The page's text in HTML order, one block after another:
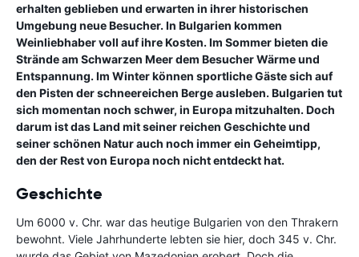
erhalten geblieben und erwarten in ihrer historischen
Umgebung neue Besucher. In Bulgarien kommen
Weinliebhaber voll auf ihre Kosten. Im Sommer bieten die
Strände am Schwarzen Meer dem Besucher Wärme und
Entspannung. Im Winter können sportliche Gäste sich auf
den Pisten der schneereichen Berge ausleben. Bulgarien tut
sich momentan noch schwer, in Europa mitzuhalten. Doch
darum ist das Land mit seiner reichen Geschichte und
seiner schönen Natur auch noch immer ein Geheimtipp,
den der Rest von Europa noch nicht entdeckt hat.
Geschichte
Um 6000 v. Chr. war das heutige Bulgarien von den Thrakern
bewohnt. Viele Jahrhunderte lebten sie hier, doch 345 v. Chr.